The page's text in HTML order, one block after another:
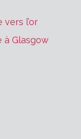
vers l’or
à Glasgow